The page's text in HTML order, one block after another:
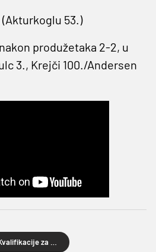
53.)
produžetaka 2-2, u
3., Krejči 100./Andersen